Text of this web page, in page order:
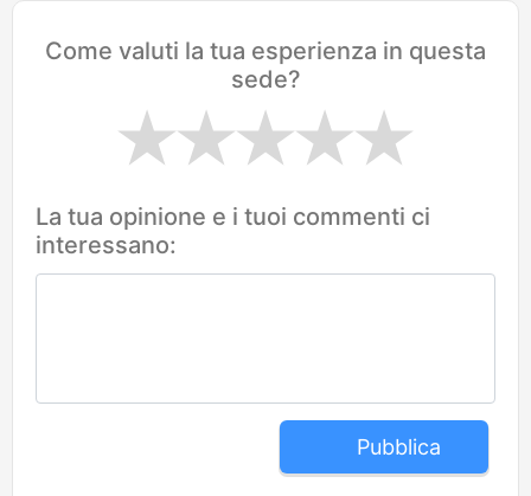
Come valuti la tua esperienza in questa
sede?
La tua opinione e i tuoi commenti ci
interessano:
Pubblica